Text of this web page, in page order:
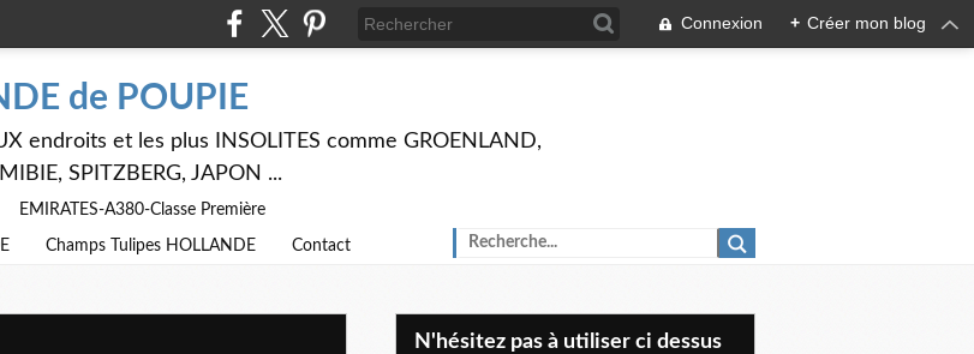
Connexion + Créer mon blog
de POUPIE
endroits et les plus INSOLITES comme GROENLAND,
SPITZBERG, JAPON ...
EMIRATES-A380-Classe Première
Champs Tulipes HOLLANDE Contact
N'hésitez pas à utiliser ci dessus